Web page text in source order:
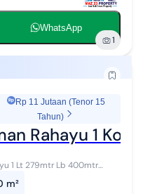
WhatsApp
1
Rp 11 Jutaan (Tenor 15
Tahun)
Rahayu 1
2200va
m²